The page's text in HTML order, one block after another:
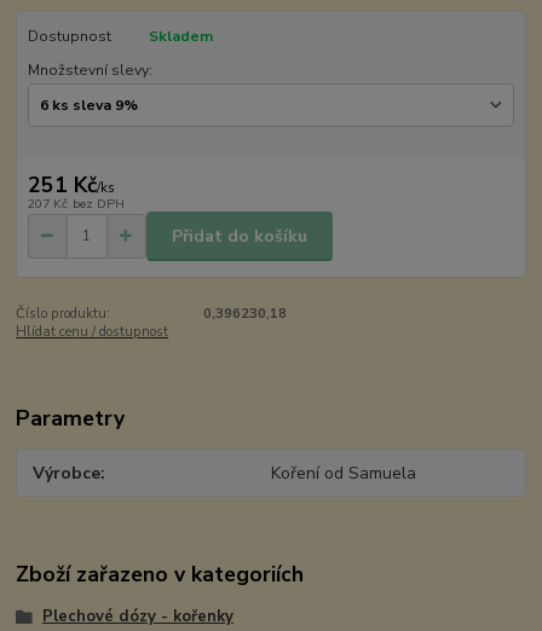
Dostupnost
Skladem
Množstevní slevy:
251 Kč/ks
207 Kč bez DPH
Přidat do košíku
Číslo produktu:
0,396230,18
Hlídat cenu / dostupnost
Parametry
Výrobce Koření od Samuela
Zboží zařazeno v kategoriích
Plechové dózy - kořenky